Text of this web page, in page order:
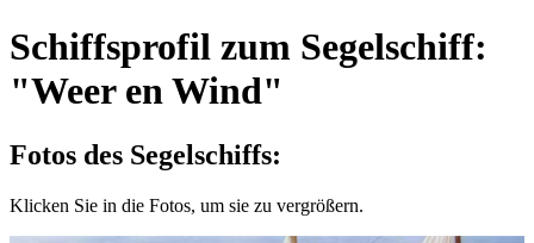
Schiffsprofil zum Segelschiff:
"Weer en Wind"
Fotos des Segelschiffs:
Klicken Sie in die Fotos, um sie zu vergrößern.